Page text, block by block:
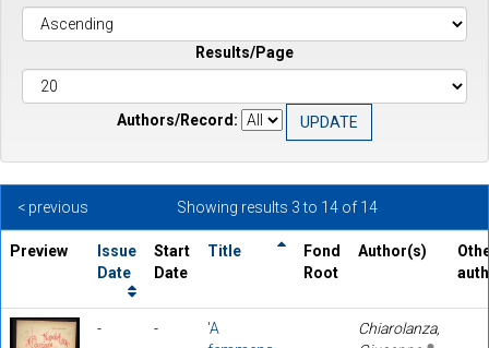
Results/Page
Authors/Record:
Showing results 3 to 14 of 14
< previous
Preview
Issue
Date
Start
Date
Title
Fond
Root
Author(s)
- -
'A
Chiarolanza,